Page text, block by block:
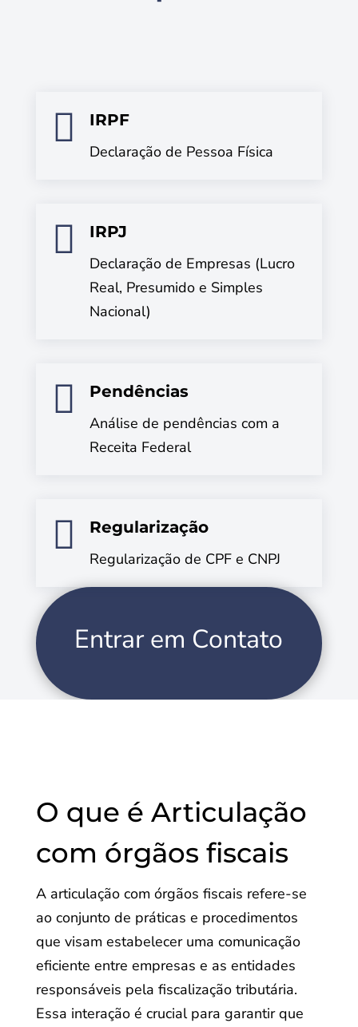

IRPF
Declaração de Pessoa Física

IRPJ
Declaração de Empresas (Lucro
Real, Presumido e Simples
Nacional)

Pendências
Análise de pendências com a
Receita Federal

Regularização
Regularização de CPF e CNPJ
Entrar em Contato
O que é Articulação
com órgãos fiscais
A articulação com órgãos fiscais refere-se
ao conjunto de práticas e procedimentos
que visam estabelecer uma comunicação
eficiente entre empresas e as entidades
responsáveis pela fiscalização tributária.
Essa interação é crucial para garantir que